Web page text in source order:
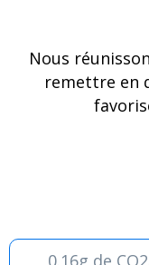
Nous
remettre en